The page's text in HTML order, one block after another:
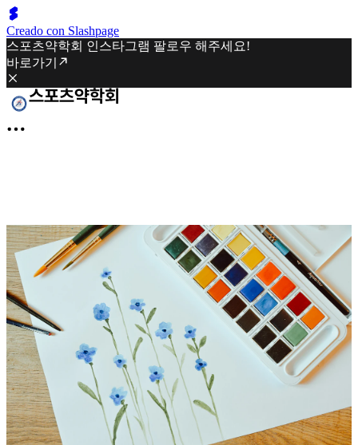
Creado con Slashpage
스포츠약학회 인스타그램 팔로우 해주세요!
바로가기